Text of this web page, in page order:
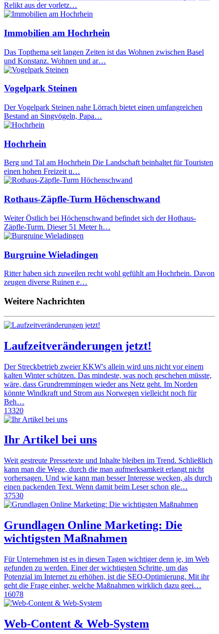
Relikt aus der vorletz…
Immobilien am Hochrhein
Das Topthema seit langen Zeiten ist das Wohnen zwischen Basel
und Konstanz. Wohnen und ar…
Vogelpark Steinen
Der Vogelpark Steinen nahe Lörrach bietet einen umfangreichen
Bestand an Singvögeln, Papa…
Hochrhein
Berg und Tal am Hochrhein Die Landschaft beinhaltet für Touristen
einen hohen Freizeit u…
Rothaus-Zäpfle-Turm Höchenschwand
Weiter Östlich bei Höchenschwand befindet sich der Hothaus-
Zäpfle-Turm. Dieser 51 Meter h…
Burgruine Wieladingen
Ritter haben sich zuweilen recht wohl gefühlt am Hochrhein. Davon
zeugen diverse Ruinen e…
Weitere Nachrichten
Laufzeitveränderungen jetzt!
Der Streckbetrieb zweier KKW's allein wird uns nicht vor einem
kalten Winter schützen. Das mindeste, was noch geschehen müsste,
wäre, dass Grundremmingen wieder ans Netz geht. Im Norden
könnte Windkraft und Strom aus Norwegen vielleicht noch für
Beh…
13320
Ihr Artikel bei uns
Weit gestreute Pressetexte und Inhalte bleiben im Trend. Schließlich
kann man die Wege, durch die man aufmerksamkeit erlangt nicht
vorhersagen. Und wie kann man besser Interesse wecken, als durch
einen packenden Text. Wenn damit beim Leser schon gle…
37530
Grundlagen Online Marketing: Die
wichtigsten Maßnahmen
Für Unternehmen ist es in diesen Tagen wichtiger denn je, im Web
gefunden zu werden. Einer der wichtigsten Schritte, um das
Potenzial im Internet zu erhöhen, ist die SEO-Optimierung. Mit ihr
geht die Frage einher, welche Maßnahmen wirklich dazu geei…
16078
Web-Content & Web-System